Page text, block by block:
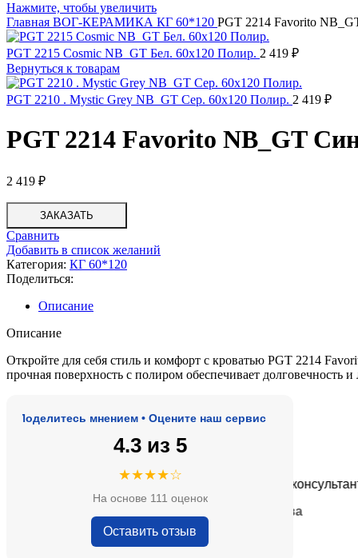
Нажмите, чтобы увеличить
Главная ВОГ-КЕРАМИКА КГ 60*120 PGT 2214 Favorito
PGT 2215 Cosmic NB_GT Бел. 60x120 Полир. 2 419 ₽
Вернуться к товарам
PGT 2210 . Mystic Grey NB_GT Сер. 60x120 Полир. 2 419 ₽
PGT 2214 Favorito NB_GT
2 419 ₽
ЗАКАЗАТЬ
Сравнить
Добавить в список желаний
Категория: КГ 60*120
Поделиться:
Описание
Описание
Откройте для себя стиль и комфорт с кроватью PGT 2214
прочная поверхность с полиром обеспечивает
мнением • Оцените наш сервис
4.3 из 5
★★★★☆
На основе 111 оценок
Оставить отзыв
адекватные цены.
★★★★★
Очень приятные консультанты и